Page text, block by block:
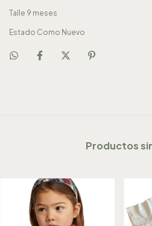
Talle 9 meses
Estado Como Nuevo
Productos